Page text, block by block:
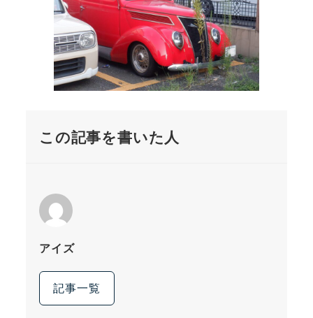
この記事を書いた人
アイズ
記事一覧